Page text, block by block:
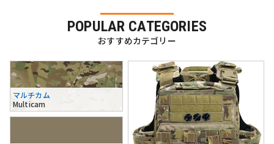
POPULAR CATEGORIES
おすすめカテゴリー
マルチカム
Multicam